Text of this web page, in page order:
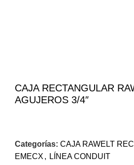
CAJA RECTANGULAR
AGUJEROS 3/4″
Categorías: CAJA RAWELT
EMECX , LÍNEA CONDUIT